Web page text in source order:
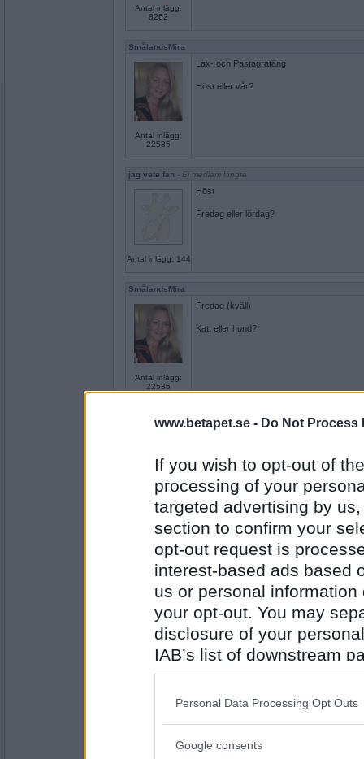
www.betapet.se - Do Not Process
If you wish to opt-out of
processing of your
targeted advertising by
section to confirm your
opt-out request is
interest-based ads based
us or personal
your opt-out. You may
disclosure of your
IAB’s list of downstream
also be disclosed by us
Downstream Participants
Please note that this
Personal Data Processing Opt Outs
Google consents
Antal inlägg:
8262
SmålandsMira
Antal inlägg:
22535
Lax- och Pastagratäng
Höst eller vår?
jag vete fan - Ej medlem längre
Antal inlägg: 144
Höst
Fredag eller lördag?
SmålandsMira
Antal inlägg:
22535
Fredag (kväll)
Katt eller hund?
- Ej medlem längre
Antal inlägg: 144
NellaLund
Antal inlägg:
1696
Ris
Morgonpigg eller nattuggla?
Jelenas77
Antal inlägg:
Morgonpigg
Handskrivet eller maskinskrivet?